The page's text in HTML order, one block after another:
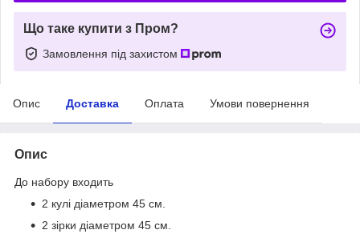
Що таке купити з Пром?
Замовлення під захистом
Опис Доставка Оплата Умови повернення
Опис
До набору входить
2 кулі діаметром 45 см.
2 зірки діаметром 45 см.